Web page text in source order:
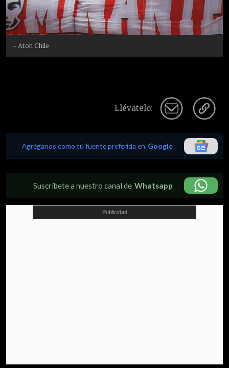
- Aton Chile
Llévatelo:
Agréganos como tu fuente preferida en Google
Suscríbete a nuestro canal de Whatsapp